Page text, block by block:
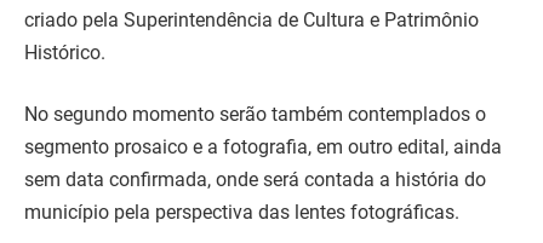
criado pela Superintendência de Cultura e Patrimônio
Histórico.
No segundo momento serão também contemplados o
segmento prosaico e a fotografia, em outro edital, ainda
sem data confirmada, onde será contada a história do
município pela perspectiva das lentes fotográficas.